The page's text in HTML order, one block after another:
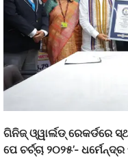
ଗିନିଜ୍ ଓ୍ୱାର୍ଲଡ୍ ରେକର୍ଡରେ
ପେ ଚର୍ଚ୍ଚା ୨୦୨୫’-